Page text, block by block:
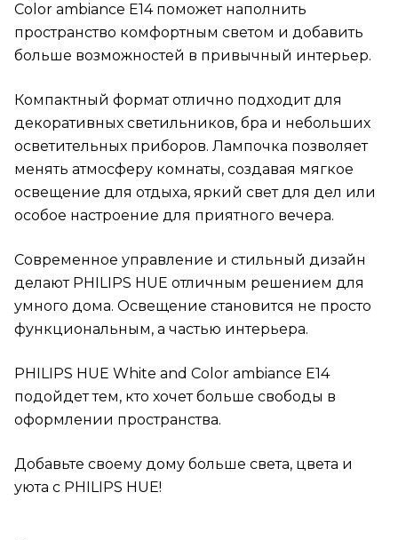
Color ambiance E14 поможет наполнить
пространство комфортным светом и добавить
больше возможностей в привычный интерьер.
Компактный формат отлично подходит для
декоративных светильников, бра и небольших
осветительных приборов. Лампочка позволяет
менять атмосферу комнаты, создавая мягкое
освещение для отдыха, яркий свет для дел или
особое настроение для приятного вечера.
Современное управление и стильный дизайн
делают PHILIPS HUE отличным решением для
умного дома. Освещение становится не просто
функциональным, а частью интерьера.
PHILIPS HUE White and Color ambiance E14
подойдет тем, кто хочет больше свободы в
оформлении пространства.
Добавьте своему дому больше света, цвета и
уюта с PHILIPS HUE!